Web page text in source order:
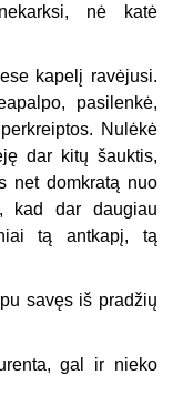
nė katė
kapelį ravėjusi.
pasilenkė,
Nulėkė
dar kitų šauktis,
net domkratą nuo
kad dar daugiau
tą antkapį, tą
savęs iš pradžių
gal ir nieko